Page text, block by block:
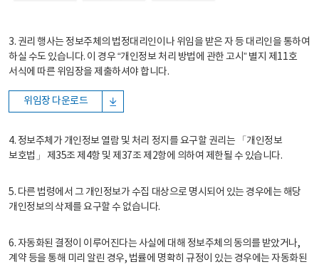
3. 권리 행사는 정보주체의 법정대리인이나 위임을 받은 자 등 대리인을 통하여
하실 수도 있습니다. 이 경우 “개인정보 처리 방법에 관한 고시” 별지 제11호
서식에 따른 위임장을 제출하셔야 합니다.
위임장 다운로드
4. 정보주체가 개인정보 열람 및 처리 정지를 요구할 권리는 「개인정보
보호법」 제35조 제4항 및 제37조 제2항에 의하여 제한될 수 있습니다.
5. 다른 법령에서 그 개인정보가 수집 대상으로 명시되어 있는 경우에는 해당
개인정보의 삭제를 요구할 수 없습니다.
6. 자동화된 결정이 이루어진다는 사실에 대해 정보주체의 동의를 받았거나,
계약 등을 통해 미리 알린 경우, 법률에 명확히 규정이 있는 경우에는 자동화된